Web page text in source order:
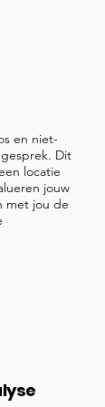
en niet-
Dit
locatie
jouw
met jou de